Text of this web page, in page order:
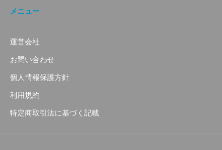
メニュー
運営会社
お問い合わせ
個人情報保護方針
利用規約
特定商取引法に基づく記載